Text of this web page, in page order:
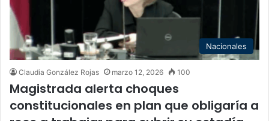
Nacionales
Claudia González Rojas marzo 12, 2026 100
Magistrada alerta choques
constitucionales en plan que obligaría a